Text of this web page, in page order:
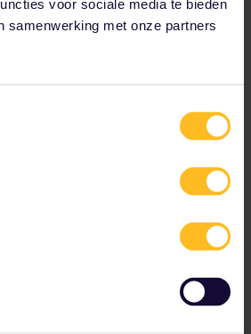
voor sociale media te bieden
samenwerking met onze partners
in de